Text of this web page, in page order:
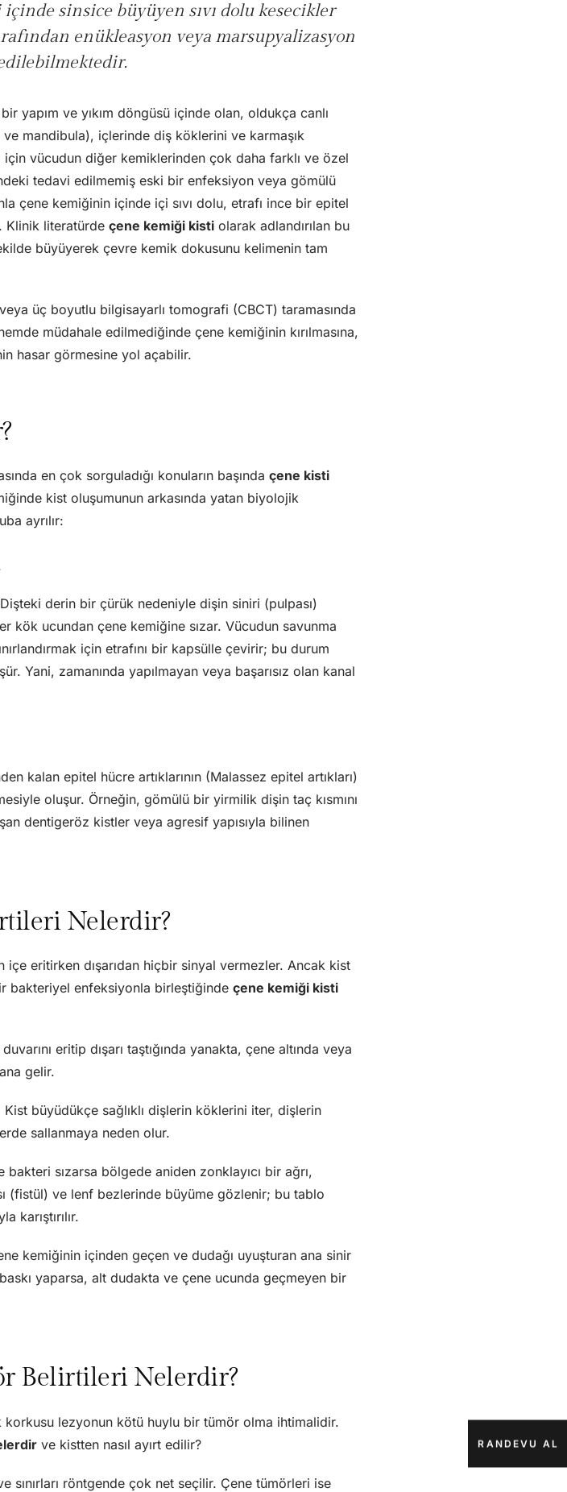
sinsice büyüyen sıvı dolu kesecikler
enükleasyon veya marsupyalizasyon
yapım ve yıkım döngüsü içinde olan, oldukça canlı
mandibula), içlerinde diş köklerini ve karmaşık
için vücudun diğer kemiklerinden çok daha farklı ve özel
tedavi edilmemiş eski bir enfeksiyon veya gömülü
çene kemiğinin içinde içi sıvı dolu, etrafı ince bir epitel
Klinik literatürdeçene kemiği kisti olarak adlandırılan bu
büyüyerek çevre kemik dokusunu kelimenin tam
üç boyutlu bilgisayarlı tomografi (CBCT) taramasında
müdahale edilmediğinde çene kemiğinin kırılmasına,
hasar görmesine yol açabilir.
en çok sorguladığı konuların başındaçene kisti
kist oluşumunun arkasında yatan biyolojik
ayrılır:
derin bir çürük nedeniyle dişin siniri (pulpası)
kök ucundan çene kemiğine sızar. Vücudun savunma
için etrafını bir kapsülle çevirir; bu durum
Yani, zamanında yapılmayan veya başarısız olan kanal
kalan epitel hücre artıklarının (Malassez epitel artıkları)
oluşur. Örneğin, gömülü bir yirmilik dişin taç kısmını
dentigeröz kistler veya agresif yapısıyla bilinen
Nelerdir?
eritirken dışarıdan hiçbir sinyal vermezler. Ancak kist
bakteriyel enfeksiyonla birleştiğindeçene kemiği kisti
eritip dışarı taştığında yanakta, çene altında veya
gelir.
Kist büyüdükçe sağlıklı dişlerin köklerini iter, dişlerin
sallanmaya neden olur.
bakteri sızarsa bölgede aniden zonklayıcı bir ağrı,
(fistül) ve lenf bezlerinde büyüme gözlenir; bu tablo
karıştırılır.
kemiğinin içinden geçen ve dudağı uyuşturan ana sinir
yaparsa, alt dudakta ve çene ucunda geçmeyen bir
Belirtileri Nelerdir?
korkusu lezyonun kötü huylu bir tümör olma ihtimalidir.
ve kistten nasıl ayırt edilir?
sınırları röntgende çok net seçilir. Çene tümörleri ise
RANDEVU AL